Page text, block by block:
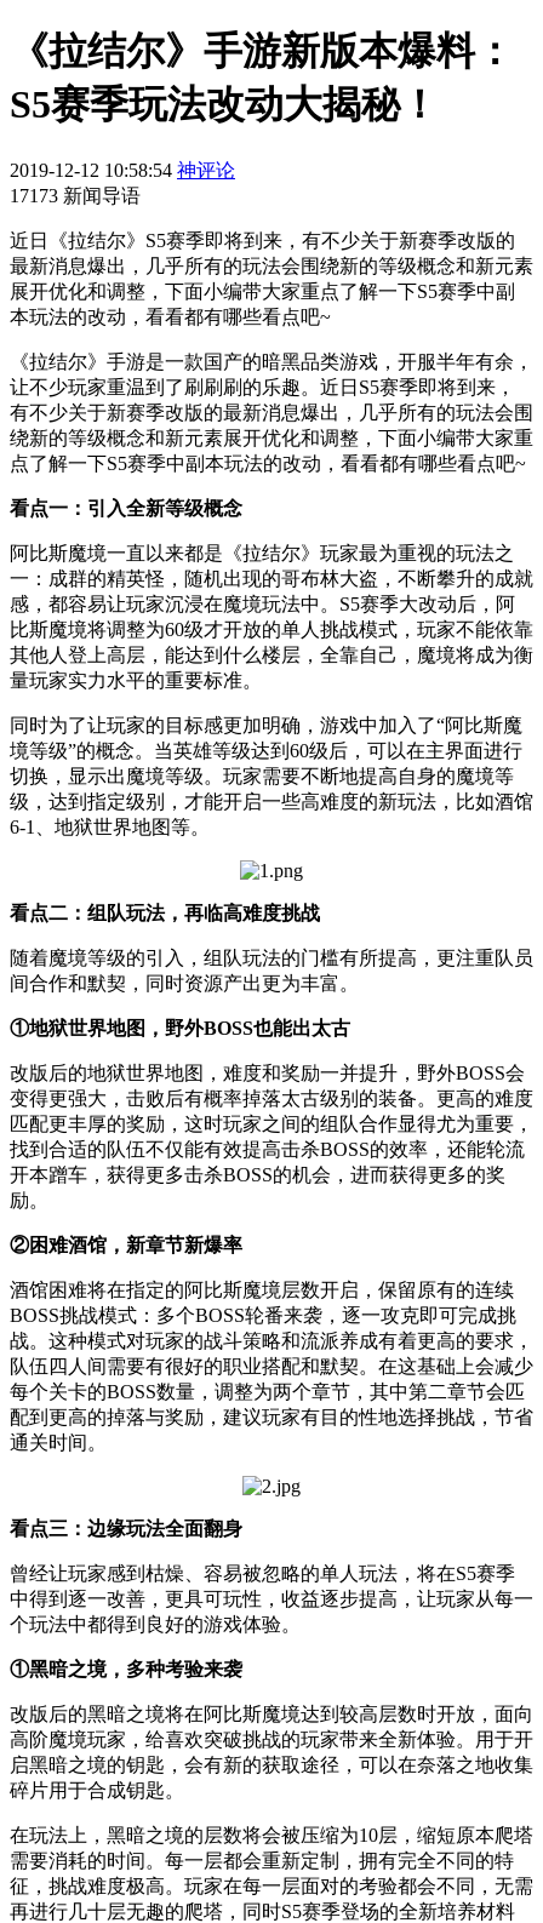
《拉结尔》手游新版本爆料：
S5赛季玩法改动大揭秘！
2019-12-12 10:58:54 神评论
17173 新闻导语
近日《拉结尔》S5赛季即将到来，有不少关于新赛季改版的
最新消息爆出，几乎所有的玩法会围绕新的等级概念和新元素
展开优化和调整，下面小编带大家重点了解一下S5赛季中副
本玩法的改动，看看都有哪些看点吧~
《拉结尔》手游是一款国产的暗黑品类游戏，开服半年有余，
让不少玩家重温到了刷刷刷的乐趣。近日S5赛季即将到来，
有不少关于新赛季改版的最新消息爆出，几乎所有的玩法会围
绕新的等级概念和新元素展开优化和调整，下面小编带大家重
点了解一下S5赛季中副本玩法的改动，看看都有哪些看点吧~
看点一：引入全新等级概念
阿比斯魔境一直以来都是《拉结尔》玩家最为重视的玩法之
一：成群的精英怪，随机出现的哥布林大盗，不断攀升的成就
感，都容易让玩家沉浸在魔境玩法中。S5赛季大改动后，阿
比斯魔境将调整为60级才开放的单人挑战模式，玩家不能依靠
其他人登上高层，能达到什么楼层，全靠自己，魔境将成为衡
量玩家实力水平的重要标准。
同时为了让玩家的目标感更加明确，游戏中加入了“阿比斯魔
境等级”的概念。当英雄等级达到60级后，可以在主界面进行
切换，显示出魔境等级。玩家需要不断地提高自身的魔境等
级，达到指定级别，才能开启一些高难度的新玩法，比如酒馆
6-1、地狱世界地图等。
看点二：组队玩法，再临高难度挑战
随着魔境等级的引入，组队玩法的门槛有所提高，更注重队员
间合作和默契，同时资源产出更为丰富。
①地狱世界地图，野外BOSS也能出太古
改版后的地狱世界地图，难度和奖励一并提升，野外BOSS会
变得更强大，击败后有概率掉落太古级别的装备。更高的难度
匹配更丰厚的奖励，这时玩家之间的组队合作显得尤为重要，
找到合适的队伍不仅能有效提高击杀BOSS的效率，还能轮流
开本蹭车，获得更多击杀BOSS的机会，进而获得更多的奖
励。
②困难酒馆，新章节新爆率
酒馆困难将在指定的阿比斯魔境层数开启，保留原有的连续
BOSS挑战模式：多个BOSS轮番来袭，逐一攻克即可完成挑
战。这种模式对玩家的战斗策略和流派养成有着更高的要求，
队伍四人间需要有很好的职业搭配和默契。在这基础上会减少
每个关卡的BOSS数量，调整为两个章节，其中第二章节会匹
配到更高的掉落与奖励，建议玩家有目的性地选择挑战，节省
通关时间。
看点三：边缘玩法全面翻身
曾经让玩家感到枯燥、容易被忽略的单人玩法，将在S5赛季
中得到逐一改善，更具可玩性，收益逐步提高，让玩家从每一
个玩法中都得到良好的游戏体验。
①黑暗之境，多种考验来袭
改版后的黑暗之境将在阿比斯魔境达到较高层数时开放，面向
高阶魔境玩家，给喜欢突破挑战的玩家带来全新体验。用于开
启黑暗之境的钥匙，会有新的获取途径，可以在奈落之地收集
碎片用于合成钥匙。
在玩法上，黑暗之境的层数将会被压缩为10层，缩短原本爬塔
需要消耗的时间。每一层都会重新定制，拥有完全不同的特
征，挑战难度极高。玩家在每一层面对的考验都会不同，无需
再进行几十层无趣的爬塔，同时S5赛季登场的全新培养材料